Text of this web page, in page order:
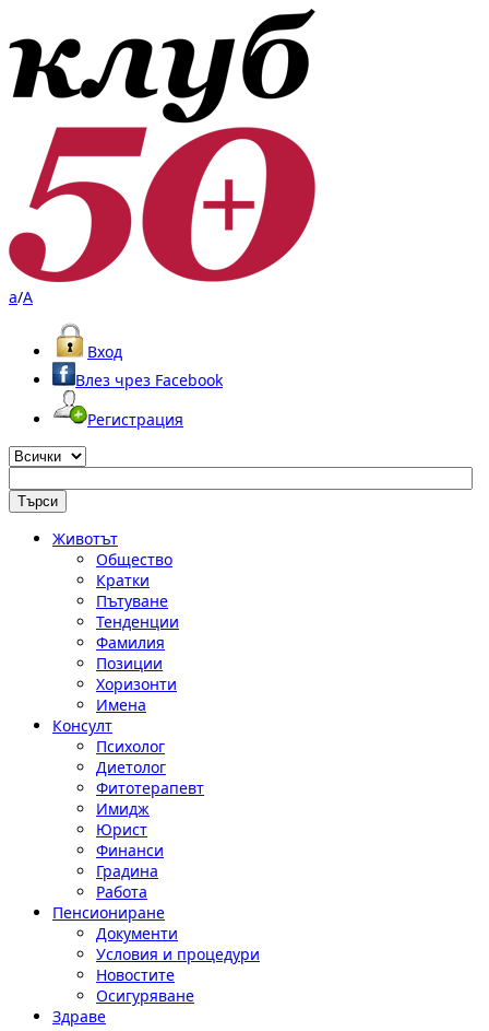
a/A
Вход
Влез чрез Facebook
Регистрация
Животът
Общество
Кратки
Пътуване
Тенденции
Фамилия
Позиции
Хоризонти
Имена
Консулт
Психолог
Диетолог
Фитотерапевт
Имидж
Юрист
Финанси
Градина
Работа
Пенсиониране
Документи
Условия и процедури
Новостите
Осигуряване
Здраве